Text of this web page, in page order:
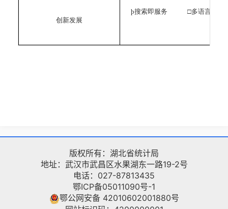
创新发展
þ搜索即服务 □多语言
版权所有：湖北省统计局
地址：武汉市武昌区水果湖东一路19-2号
电话：027-87813435
鄂ICP备05011090号-1
鄂公网安备 42010602001880号